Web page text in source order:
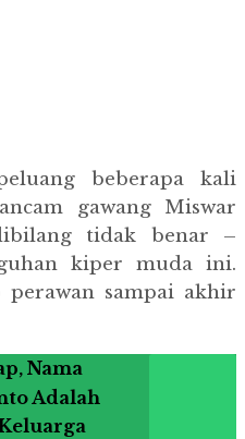
beberapa kali
gawang Miswar
tidak benar –
kiper muda ini.
sampai akhir
Nama
Adalah